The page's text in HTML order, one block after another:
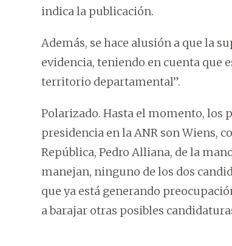
indica la publicación.
Además, se hace alusión a que la
evidencia, teniendo en cuenta que
territorio departamental”.
Polarizado. Hasta el momento, los
presidencia en la ANR son Wiens,
República, Pedro Alliana, de la
manejan, ninguno de los dos
que ya está generando
a barajar otras posibles